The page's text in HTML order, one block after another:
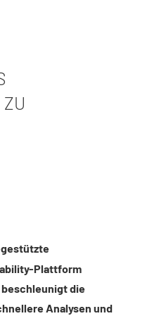
Plattform
die
Analysen und